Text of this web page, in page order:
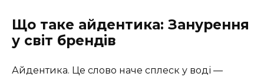
Що таке айдентика: Занурення
у світ брендів
Айдентика. Це слово наче сплеск у воді —